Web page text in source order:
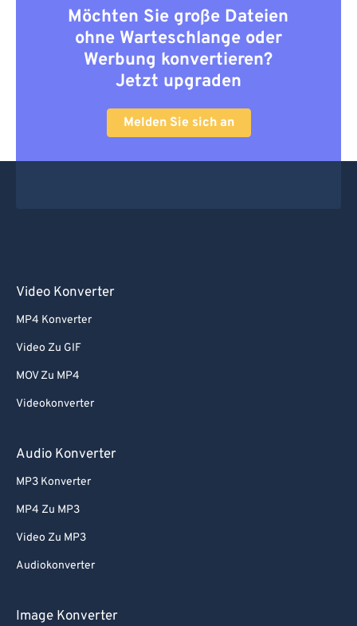
Möchten Sie große Dateien
ohne Warteschlange oder
Werbung konvertieren?
Jetzt upgraden
Melden Sie sich an
Video Konverter
MP4 Konverter
Video Zu GIF
MOV Zu MP4
Videokonverter
Audio Konverter
MP3 Konverter
MP4 Zu MP3
Video Zu MP3
Audiokonverter
Image Konverter